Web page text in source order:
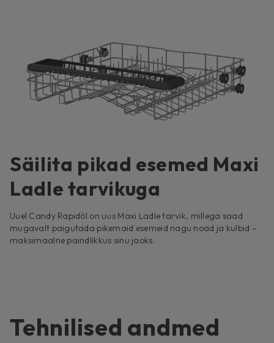
Säilita pikad esemed Maxi
Ladle tarvikuga
Uuel Candy Rapidòl on uus Maxi Ladle tarvik, millega saad
mugavalt paigutada pikemaid esemeid nagu noad ja kulbid –
maksimaalne paindlikkus sinu jaoks.
Tehnilised andmed